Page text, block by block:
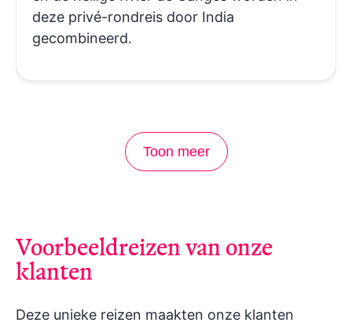
deze privé-rondreis door India
gecombineerd.
Toon meer
Voorbeeldreizen van onze
klanten
Deze unieke reizen maakten onze klanten